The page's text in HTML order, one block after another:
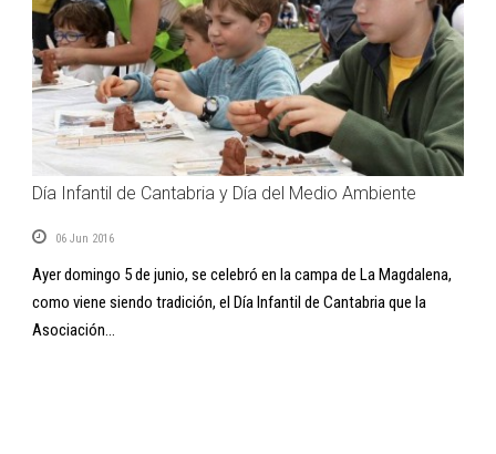
Día Infantil de Cantabria y Día del Medio Ambiente
06 Jun 2016
Ayer domingo 5 de junio, se celebró en la campa de La Magdalena,
como viene siendo tradición, el Día Infantil de Cantabria que la
Asociación...